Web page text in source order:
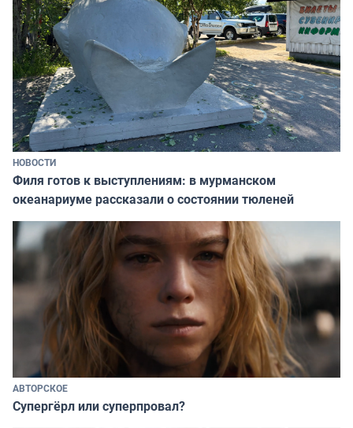
НОВОСТИ
Филя готов к выступлениям: в мурманском
океанариуме рассказали о состоянии тюленей
АВТОРСКОЕ
Супергёрл или суперпровал?